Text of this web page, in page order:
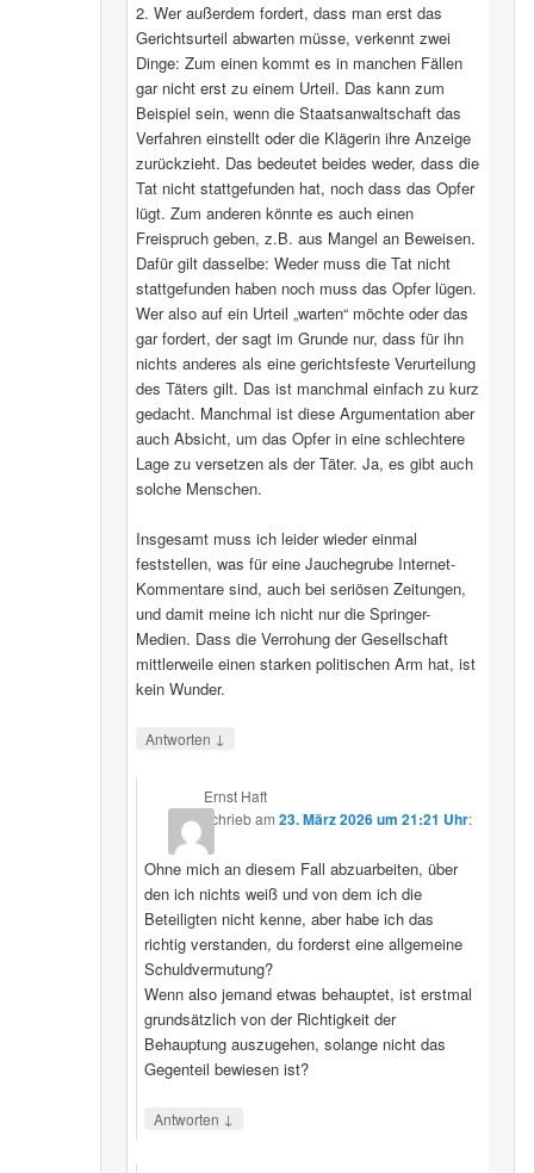
2. Wer außerdem fordert, dass man erst das
Gerichtsurteil abwarten müsse, verkennt zwei
Dinge: Zum einen kommt es in manchen Fällen
gar nicht erst zu einem Urteil. Das kann zum
Beispiel sein, wenn die Staatsanwaltschaft das
Verfahren einstellt oder die Klägerin ihre Anzeige
zurückzieht. Das bedeutet beides weder, dass die
Tat nicht stattgefunden hat, noch dass das Opfer
lügt. Zum anderen könnte es auch einen
Freispruch geben, z.B. aus Mangel an Beweisen.
Dafür gilt dasselbe: Weder muss die Tat nicht
stattgefunden haben noch muss das Opfer lügen.
Wer also auf ein Urteil „warten“ möchte oder das
gar fordert, der sagt im Grunde nur, dass für ihn
nichts anderes als eine gerichtsfeste Verurteilung
des Täters gilt. Das ist manchmal einfach zu kurz
gedacht. Manchmal ist diese Argumentation aber
auch Absicht, um das Opfer in eine schlechtere
Lage zu versetzen als der Täter. Ja, es gibt auch
solche Menschen.
Insgesamt muss ich leider wieder einmal
feststellen, was für eine Jauchegrube Internet-
Kommentare sind, auch bei seriösen Zeitungen,
und damit meine ich nicht nur die Springer-
Medien. Dass die Verrohung der Gesellschaft
mittlerweile einen starken politischen Arm hat, ist
kein Wunder.
Antworten ↓
Ernst Haft
schriebam23. März 2026 um 21:21 Uhr:
Ohne mich an diesem Fall abzuarbeiten, über
den ich nichts weiß und von dem ich die
Beteiligten nicht kenne, aber habe ich das
richtig verstanden, du forderst eine allgemeine
Schuldvermutung?
Wenn also jemand etwas behauptet, ist erstmal
grundsätzlich von der Richtigkeit der
Behauptung auszugehen, solange nicht das
Gegenteil bewiesen ist?
Antworten ↓